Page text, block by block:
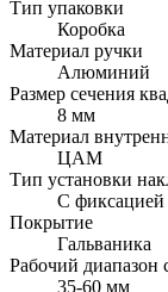
Тип упаковки
Коробка
Материал ручки
Алюминий
Размер сечения
8 мм
Материал
ЦАМ
Тип установки
С фиксацией
Покрытие
Гальваника
Рабочий диапазон
35-60 мм